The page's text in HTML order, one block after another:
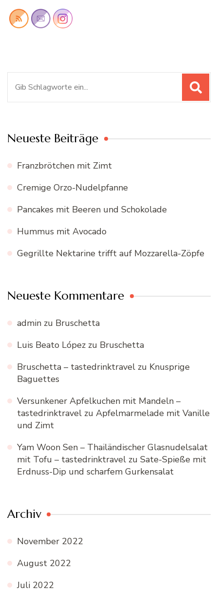
Neueste Beiträge
Franzbrötchen mit Zimt
Cremige Orzo-Nudelpfanne
Pancakes mit Beeren und Schokolade
Hummus mit Avocado
Gegrillte Nektarine trifft auf Mozzarella-Zöpfe
Neueste Kommentare
admin zu Bruschetta
Luis Beato López zu Bruschetta
Bruschetta – tastedrinktravel zu Knusprige
Baguettes
Versunkener Apfelkuchen mit Mandeln –
tastedrinktravel zu Apfelmarmelade mit Vanille
und Zimt
Yam Woon Sen – Thailändischer Glasnudelsalat
mit Tofu – tastedrinktravel zu Sate-Spieße mit
Erdnuss-Dip und scharfem Gurkensalat
Archiv
November 2022
August 2022
Juli 2022